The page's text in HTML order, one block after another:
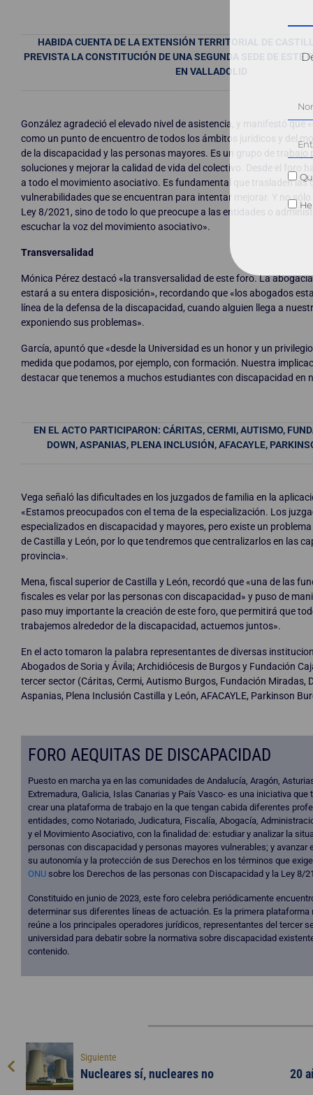
HABIDA CUENTA DE LA EXTENSIÓN TERRITORIAL DE
PREVISTA LA CONSTITUCIÓN DE UNA SEGUNDA SEDE DE ESTE
EN VALLADOLID
González agradeció el elevado nivel de asistencia, y manifestó que
como un punto de encuentro de todos los ámbitos jurídicos y del
de la discapacidad y las personas mayores. Es un grupo de trabajo
soluciones y mejorar la calidad de vida del colectivo. Desde el foro
a todo el movimiento asociativo. Es fundamental que trasladen las
vulnerabilidades que se encuentran para intentar mejorar. Y no sólo
Ley 8/2021, sino de todo lo que preocupe a las entidades o
escuchar la voz del movimiento asociativo».
Transversalidad
Mónica Pérez destacó «la transversalidad de este foro. La
estará a su entera disposición», recordando que «los abogados
línea de la defensa de la discapacidad, cuando alguien llega a
exponiendo sus problemas».
García, apuntó que «desde la Universidad es un honor y un
medida que podamos, por ejemplo, con formación. Nuestra
destacar que tenemos a muchos estudiantes con discapacidad en
EN EL ACTO PARTICIPARON: CÁRITAS, CERMI, AUTISMO,
DOWN, ASPANIAS, PLENA INCLUSIÓN, AFACAYLE,
Vega señaló las dificultades en los juzgados de familia en la
«Estamos preocupados con el tema de la especialización. Los
especializados en discapacidad y mayores, pero existe un
de Castilla y León, por lo que tendremos que centralizarlos en las
provincia».
Mena, fiscal superior de Castilla y León, recordó que «una de las
fiscales es velar por las personas con discapacidad» y puso de
paso muy importante la creación de este foro, que permitirá que
trabajemos alrededor de la discapacidad, actuemos juntos».
En el acto tomaron la palabra representantes de diversas
Abogados de Soria y Ávila; Archidiócesis de Burgos y Fundación
tercer sector (Cáritas, Cermi, Autismo Burgos, Fundación Miradas,
Aspanias, Plena Inclusión Castilla y León, AFACAYLE, Parkinson
FORO AEQUITAS DE DISCAPACIDAD
Puesto en marcha ya en las comunidades de Andalucía, Aragón,
Extremadura, Galicia, Islas Canarias y País Vasco- es una iniciativa que
crear una plataforma de trabajo en la que tengan cabida diferentes
entidades, como Notariado, Judicatura, Fiscalía, Abogacía,
y el Movimiento Asociativo, con la finalidad de: estudiar y analizar la
personas con discapacidad y personas mayores vulnerables; y avanzar
su autonomía y la protección de sus Derechos en los términos que
ONU sobre los Derechos de las personas con Discapacidad y la Ley 8/
Constituido en junio de 2023, este foro celebra periódicamente
determinar sus diferentes líneas de actuación. Es la primera
reúne a los principales operadores jurídicos, representantes del tercer
universidad para debatir sobre la normativa sobre discapacidad
contenido.
Siguiente
Nucleares sí, nucleares no 20